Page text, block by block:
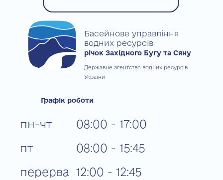
Басейнове управління
водних ресурсів
річок Західного Бугу та Сяну
Державне агентство водних ресурсів
України
Графік роботи
пн-чт
пт
перерва
08:00 - 17:00
08:00 - 15:45
12:00 - 12:45